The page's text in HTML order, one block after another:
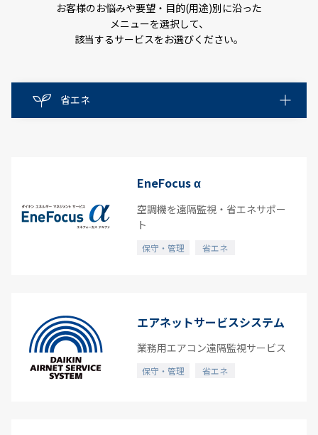
お客様のお悩みや要望・目的(用途)別に沿った
メニューを選択して、
該当するサービスをお選びください。
省エネ
空気質・快適
EneFocus α
空調機を遠隔監視・省エネサポー
ト
保守・管理 省エネ
エアネットサービスシステム
業務用エアコン遠隔監視サービス
保守・管理 省エネ